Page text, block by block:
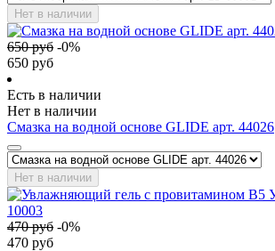
Нет в наличии
650руб -0%
650 руб
Есть в наличии
Нет в наличии
Смазка на водной основе GLIDE арт. 44026
Нет в наличии
470руб -0%
470 руб